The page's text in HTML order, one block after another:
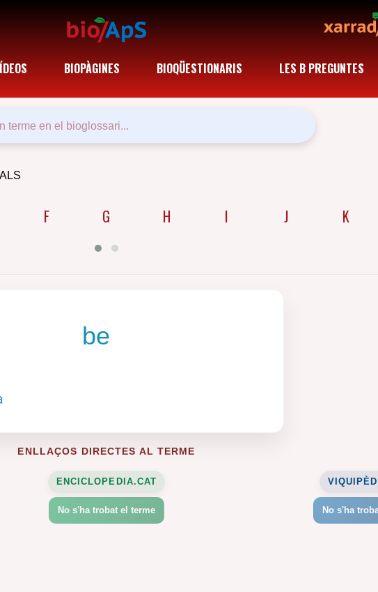
BIOPÀGINES BIOQÜESTIONARIS LES B PREGUNTES
F G H I J K
be
ENLLAÇOS DIRECTES AL TERME
ENCICLOPEDIA.CAT
No s'ha trobat el terme No s'ha